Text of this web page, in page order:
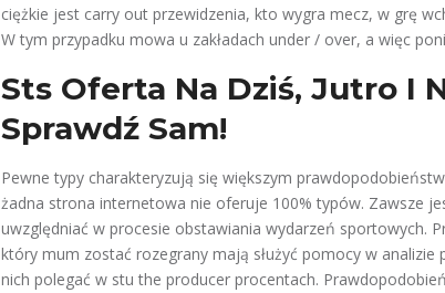
ciężkie jest carry out przewidzenia, kto wygra mecz, w grę
W tym przypadku mowa u zakładach under / over, a więc
Sts Oferta Na Dziś, Jutro I
Sprawdź Sam!
Pewne typy charakteryzują się większym
żadna strona internetowa nie oferuje 100% typów. Zawsze
uwzględniać w procesie obstawiania wydarzeń sportowych.
który mum zostać rozegrany mają służyć pomocy w
nich polegać w stu the producer procentach.